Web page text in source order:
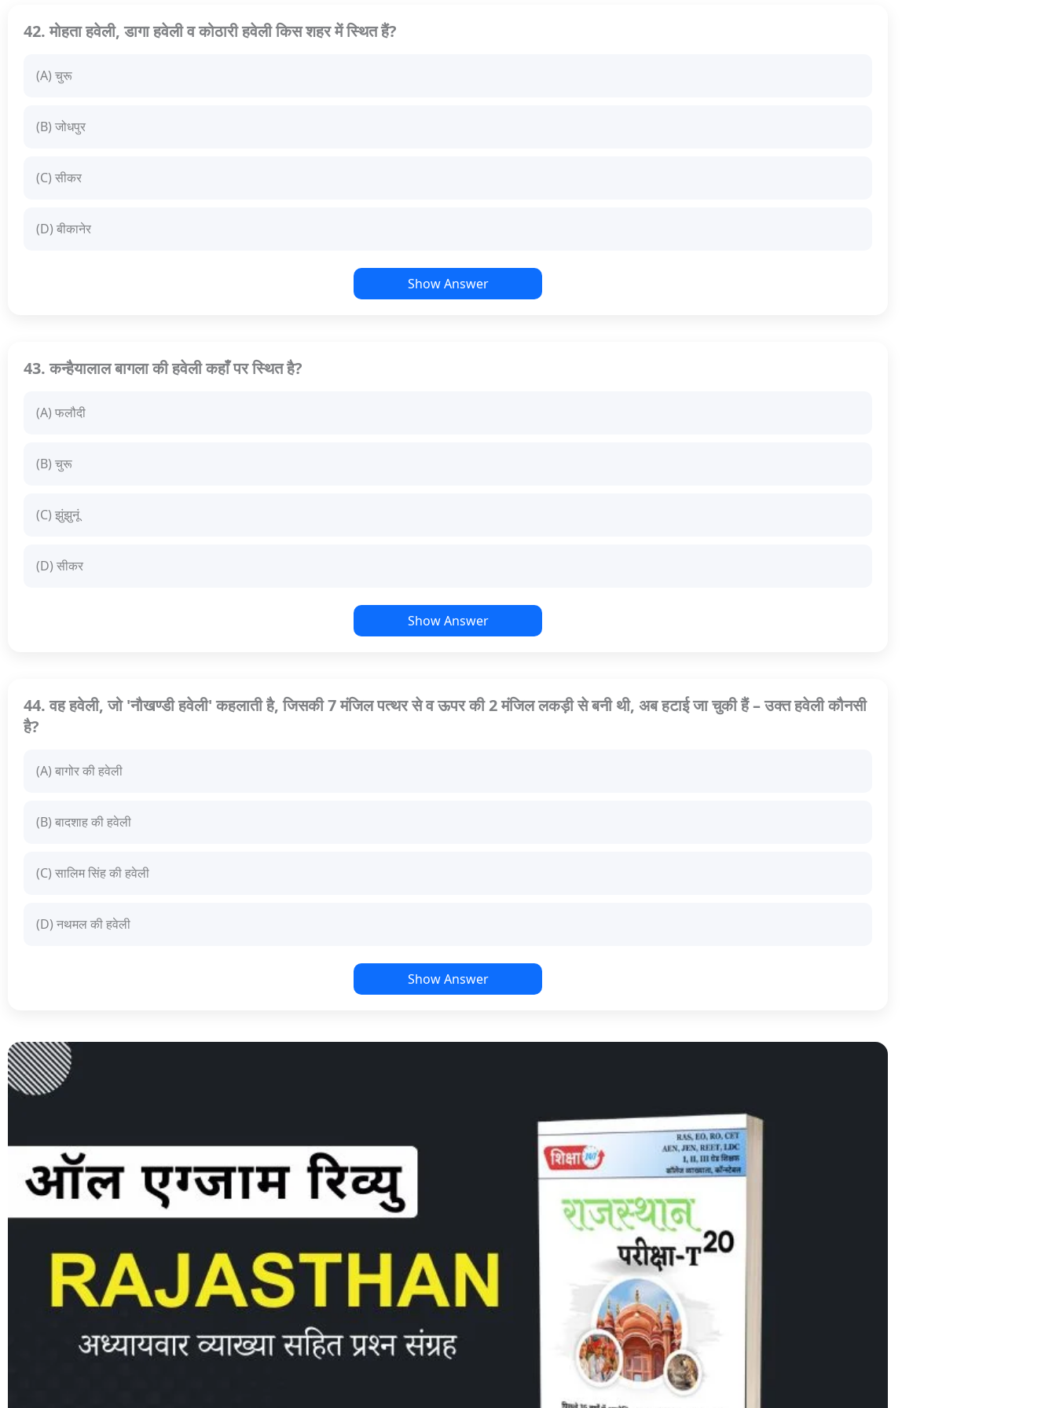
42. मोहता हवेली, डागा हवेली व कोठारी हवेली किस शहर में स्थित हैं?
(A) चुरू
(B) जोधपुर
(C) सीकर
(D) बीकानेर
Show Answer
43. कन्हैयालाल बागला की हवेली कहाँ पर स्थित है?
(A) फलौदी
(B) चुरू
(C) झुंझुनूं
(D) सीकर
Show Answer
44. वह हवेली, जो 'नौखण्डी हवेली' कहलाती है, जिसकी 7 मंजिल पत्थर से व ऊपर की 2 मंजिल लकड़ी से बनी थी, अब हटाई जा चुकी हैं – उक्त हवेली कौनसी
है?
(A) बागोर की हवेली
(B) बादशाह की हवेली
(C) सालिम सिंह की हवेली
(D) नथमल की हवेली
Show Answer